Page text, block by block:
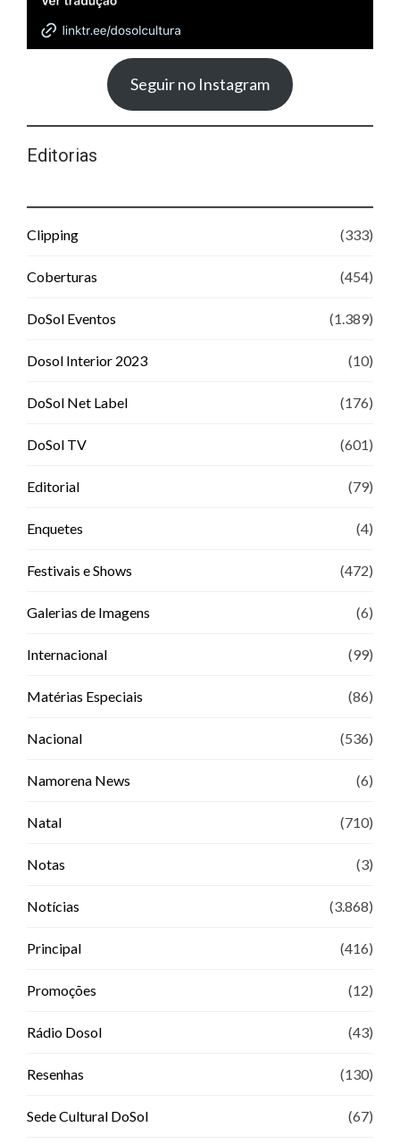
Seguir no Instagram
Editorias
Clipping (333)
Coberturas (454)
DoSol Eventos (1.389)
Dosol Interior 2023 (10)
DoSol Net Label (176)
DoSol TV (601)
Editorial (79)
Enquetes (4)
Festivais e Shows (472)
Galerias de Imagens (6)
Internacional (99)
Matérias Especiais (86)
Nacional (536)
Namorena News (6)
Natal (710)
Notas (3)
Notícias (3.868)
Principal (416)
Promoções (12)
Rádio Dosol (43)
Resenhas (130)
Sede Cultural DoSol (67)